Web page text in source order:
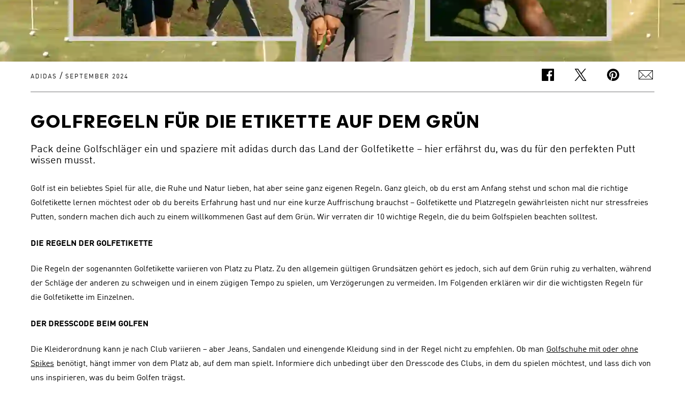
ADIDAS / SEPTEMBER 2024
GOLFREGELN FÜR DIE ETIKETTE AUF DEM GRÜN
Pack deine Golfschläger ein und spaziere mit adidas durch das Land der Golfetikette – hier erfährst du, was du für den perfekten Putt
wissen musst.
Golf ist ein beliebtes Spiel für alle, die Ruhe und Natur lieben, hat aber seine ganz eigenen Regeln. Ganz gleich, ob du erst am Anfang stehst und schon mal die richtige
Golfetikette lernen möchtest oder ob du bereits Erfahrung hast und nur eine kurze Auffrischung brauchst – Golfetikette und Platzregeln gewährleisten nicht nur stressfreies
Putten, sondern machen dich auch zu einem willkommenen Gast auf dem Grün. Wir verraten dir 10 wichtige Regeln, die du beim Golfspielen beachten solltest.
DIE REGELN DER GOLFETIKETTE
Die Regeln der sogenannten Golfetikette variieren von Platz zu Platz. Zu den allgemein gültigen Grundsätzen gehört es jedoch, sich auf dem Grün ruhig zu verhalten, während
der Schläge der anderen zu schweigen und in einem zügigen Tempo zu spielen, um Verzögerungen zu vermeiden. Im Folgenden erklären wir dir die wichtigsten Regeln für
die Golfetikette im Einzelnen.
DER DRESSCODE BEIM GOLFEN
Die Kleiderordnung kann je nach Club variieren – aber Jeans, Sandalen und einengende Kleidung sind in der Regel nicht zu empfehlen. Ob man Golfschuhe mit oder ohne
Spikes benötigt, hängt immer von dem Platz ab, auf dem man spielt. Informiere dich unbedingt über den Dresscode des Clubs, in dem du spielen möchtest, und lass dich von
uns inspirieren, was du beim Golfen trägst.